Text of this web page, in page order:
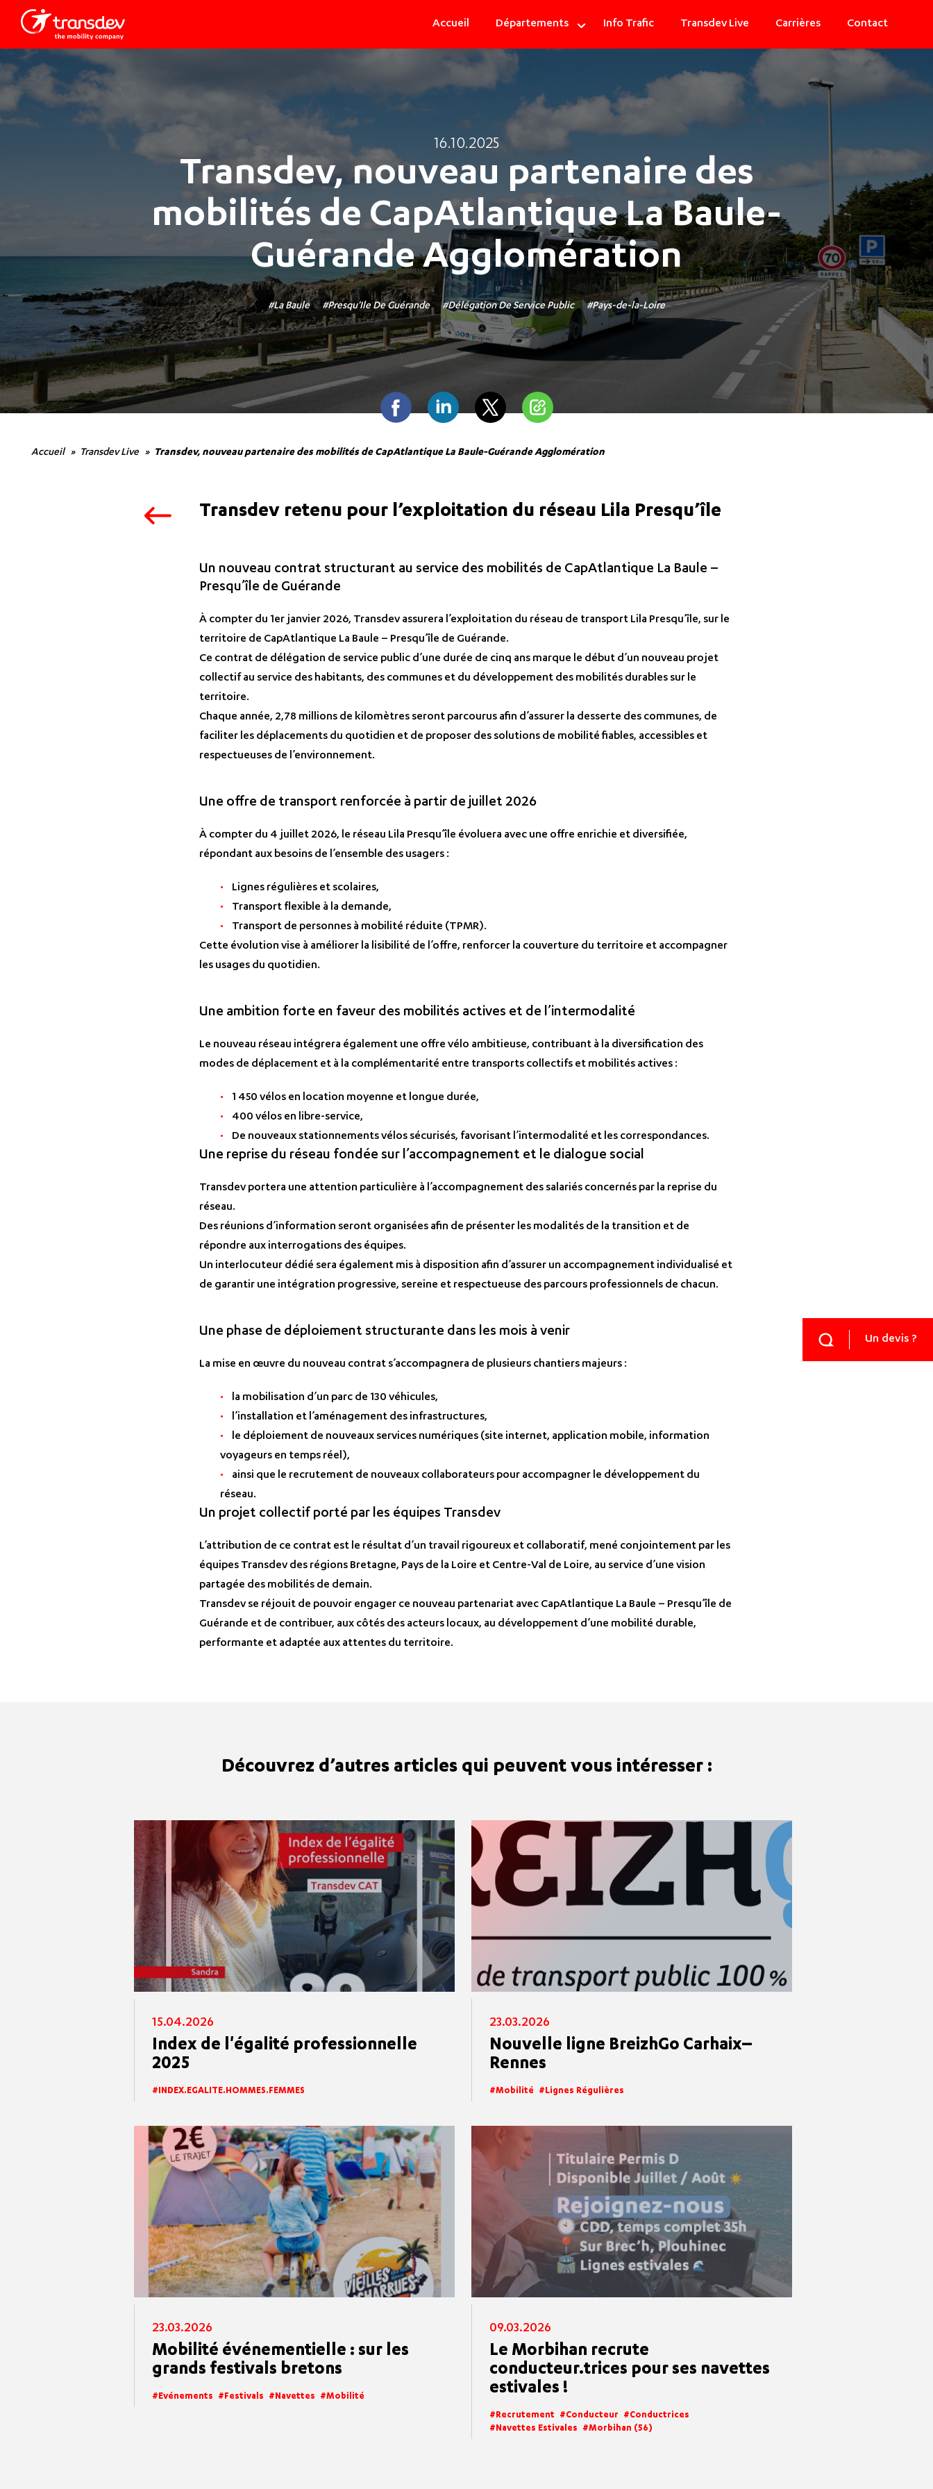
Bretagne
Accueil Départements Info Trafic Transdev Live Carrières Contact
Un devis ?
16.10.2025
Transdev, nouveau partenaire des
mobilités de CapAtlantique La Baule-
Guérande Agglomération
La Baule Presqu'Ile De Guérande Délégation De Service Public Pays-de-la-Loire
FacebookLinkedin Twitter Partager
Accueil Transdev Live Transdev, nouveau partenaire des mobilités de CapAtlantique La Baule-Guérande Agglomération
Transdev retenu pour l’exploitation du réseau Lila Presqu’île
Un nouveau contrat structurant au service des mobilités de CapAtlantique La Baule –
Presqu’île de Guérande
À compter du 1er janvier 2026, Transdev assurera l’exploitation du réseau de transport Lila Presqu’île, sur le
territoire de CapAtlantique La Baule – Presqu’île de Guérande.
Ce contrat de délégation de service public d’une durée de cinq ans marque le début d’un nouveau projet
collectif au service des habitants, des communes et du développement des mobilités durables sur le
territoire.
Chaque année, 2,78 millions de kilomètres seront parcourus afin d’assurer la desserte des communes, de
faciliter les déplacements du quotidien et de proposer des solutions de mobilité fiables, accessibles et
respectueuses de l’environnement.
Une offre de transport renforcée à partir de juillet 2026
À compter du 4 juillet 2026, le réseau Lila Presqu’île évoluera avec une offre enrichie et diversifiée,
répondant aux besoins de l’ensemble des usagers :
Lignes régulières et scolaires,
Transport flexible à la demande,
Transport de personnes à mobilité réduite (TPMR).
Cette évolution vise à améliorer la lisibilité de l’offre, renforcer la couverture du territoire et accompagner
les usages du quotidien.
Une ambition forte en faveur des mobilités actives et de l’intermodalité
Le nouveau réseau intégrera également une offre vélo ambitieuse, contribuant à la diversification des
modes de déplacement et à la complémentarité entre transports collectifs et mobilités actives :
1 450 vélos en location moyenne et longue durée,
400 vélos en libre-service,
De nouveaux stationnements vélos sécurisés, favorisant l’intermodalité et les correspondances.
Une reprise du réseau fondée sur l’accompagnement et le dialogue social
Transdev portera une attention particulière à l’accompagnement des salariés concernés par la reprise du
réseau.
Des réunions d’information seront organisées afin de présenter les modalités de la transition et de
répondre aux interrogations des équipes.
Un interlocuteur dédié sera également mis à disposition afin d’assurer un accompagnement individualisé et
de garantir une intégration progressive, sereine et respectueuse des parcours professionnels de chacun.
Une phase de déploiement structurante dans les mois à venir
La mise en œuvre du nouveau contrat s’accompagnera de plusieurs chantiers majeurs :
la mobilisation d’un parc de 130 véhicules,
l’installation et l’aménagement des infrastructures,
le déploiement de nouveaux services numériques (site internet, application mobile, information
voyageurs en temps réel),
ainsi que le recrutement de nouveaux collaborateurs pour accompagner le développement du
réseau.
Un projet collectif porté par les équipes Transdev
L’attribution de ce contrat est le résultat d’un travail rigoureux et collaboratif, mené conjointement par les
équipes Transdev des régions Bretagne, Pays de la Loire et Centre‑Val de Loire, au service d’une vision
partagée des mobilités de demain.
Transdev se réjouit de pouvoir engager ce nouveau partenariat avec CapAtlantique La Baule – Presqu’île de
Guérande et de contribuer, aux côtés des acteurs locaux, au développement d’une mobilité durable,
performante et adaptée aux attentes du territoire.
Découvrez d’autres articles qui peuvent vous intéresser :
15.04.2026
Index de l'égalité professionnelle
2025
INDEX.EGALITE.HOMMES.FEMMES
23.03.2026
Nouvelle ligne BreizhGo Carhaix–
Rennes
Mobilité Lignes Régulières
23.03.2026
Mobilité événementielle : sur les
grands festivals bretons
Evénements Festivals Navettes Mobilité
09.03.2026
Le Morbihan recrute
conducteur.trices pour ses navettes
estivales !
Recrutement Conducteur
Conductrices
Navettes Estivales
Morbihan (56)